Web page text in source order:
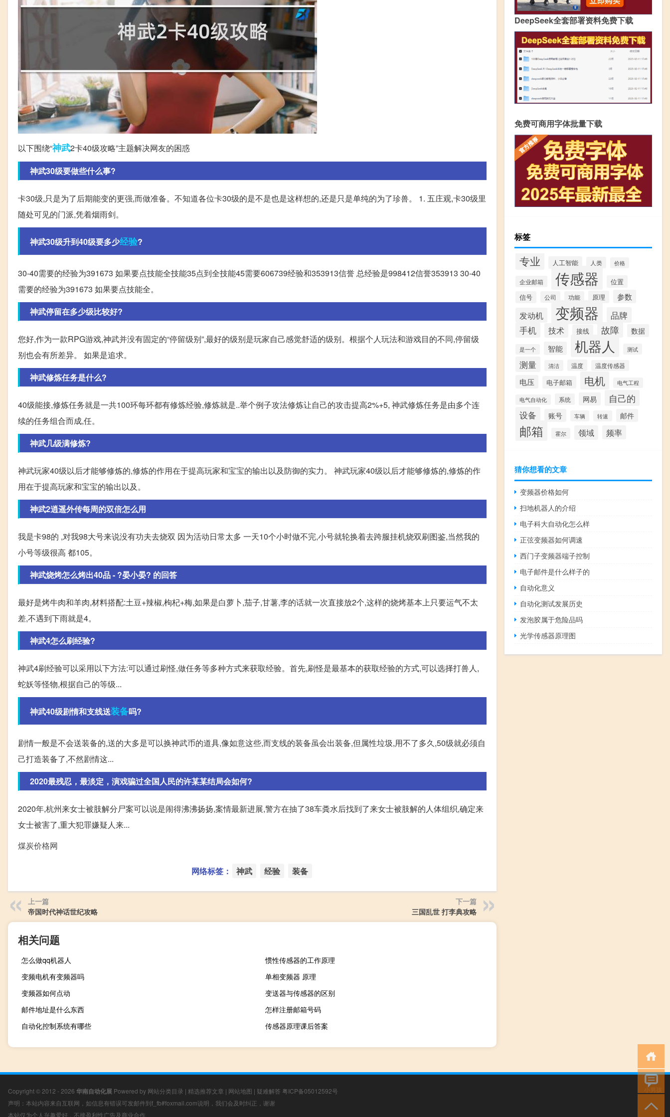
以下围绕“神武2卡40级攻略”主题解决网友的困惑
神武30级要做些什么事?
卡30级,只是为了后期能变的更强,而做准备。不知道各位卡30级的是不是也是这样想的,还是只是单纯的为了珍兽。 1. 五庄观,卡30级里
随处可见的门派,凭着烟雨剑。
神武30级升到40级要多少经验?
30-40需要的经验为391673 如果要点技能全技能35点到全技能45需要606739经验和353913信誉 总经验是998412信誉353913 30-40
需要的经验为391673 如果要点技能全。
神武停留在多少级比较好?
您好,作为一款RPG游戏,神武并没有固定的“停留级别”,最好的级别是玩家自己感觉舒适的级别。根据个人玩法和游戏目的不同,停留级
别也会有所差异。 如果是追求。
神武修炼任务是什么?
40级能接,修炼任务就是一共100环每环都有修炼经验,修炼就是..举个例子攻法修炼让自己的攻击提高2%+5, 神武修炼任务是由多个连
续的任务组合而成,任。
神武几级满修炼?
神武玩家40级以后才能够修炼的,修炼的作用在于提高玩家和宝宝的输出以及防御的实力。 神武玩家40级以后才能够修炼的,修炼的作
用在于提高玩家和宝宝的输出以及。
神武2逍遥外传每周的双倍怎么用
我是卡98的 ,对我98大号来说没有功夫去烧双 因为活动日常太多 一天10个小时做不完,小号就轮换着去跨服挂机烧双刷图鉴,当然我的
小号等级很高 都105。
神武烧烤怎么烤出40品 - ?晏小晏? 的回答
最好是烤牛肉和羊肉,材料搭配:土豆+辣椒,枸杞+梅,如果是白萝卜,茄子,甘薯,李的话就一次直接放2个,这样的烧烤基本上只要运气不太
差,不遇到下雨就是4。
神武4怎么刷经验?
神武4刷经验可以采用以下方法:可以通过刷怪,做任务等多种方式来获取经验。首先,刷怪是最基本的获取经验的方式,可以选择打兽人,
蛇妖等怪物,根据自己的等级...
神武40级剧情和支线送装备吗?
剧情一般是不会送装备的,送的大多是可以换神武币的道具,像如意这些,而支线的装备虽会出装备,但属性垃圾,用不了多久,50级就必须自
己打造装备了,不然剧情这...
2020最残忍，最淡定，演戏骗过全国人民的许某某结局会如何?
2020年,杭州来女士被肢解分尸案可以说是闹得沸沸扬扬,案情最新进展,警方在抽了38车粪水后找到了来女士被肢解的人体组织,确定来
女士被害了,重大犯罪嫌疑人来...
煤炭价格网
网络标签： 神武 经验 装备
上一篇
帝国时代神话世纪攻略
下一篇
三国乱世 打李典攻略
相关问题
怎么做qq机器人
惯性传感器的工作原理
变频电机有变频器吗
单相变频器 原理
变频器如何点动
变送器与传感器的区别
邮件地址是什么东西
怎样注册邮箱号码
自动化控制系统有哪些
传感器原理课后答案
DeepSeek全套部署资料免费下载
免费可商用字体批量下载
标签
专业 人工智能 人类 价格
企业邮箱 传感器 位置
信号 公司 功能 原理 参数
发动机 变频器 品牌
手机 技术 接线 故障 数据
是一个 智能 机器人 测试
测量 清洁 温度 温度传感器
电压 电子邮箱 电机 电气工程
电气自动化 系统 网易 自己的
设备 账号 车辆 转速 邮件
邮箱 霍尔 领域 频率
猜你想看的文章
变频器价格如何
扫地机器人的介绍
电子科大自动化怎么样
正弦变频器如何调速
西门子变频器端子控制
电子邮件是什么样子的
自动化意义
自动化测试发展历史
发泡胶属于危险品吗
光学传感器原理图
Copyright © 2012 - 2026 华南自动化展 Powered by 网站分类目录 | 精选推荐文章 | 网站地图 | 疑难解答 粤ICP备05012592号
声明：本站内容来自互联网，如信息有错误可发邮件到f_fb#foxmail.com说明，我们会及时纠正，谢谢
本站仅为个人兴趣爱好，不接盈利性广告及商业合作
小男孩